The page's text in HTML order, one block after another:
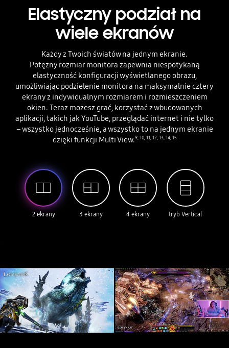
Elastyczny podział na
wiele ekranów
Każdy z Twoich światów na jednym ekranie.
Potężny rozmiar monitora zapewnia niespotykaną
elastyczność konfiguracji wyświetlanego obrazu,
umożliwiając podzielenie monitora na maksymalnie cztery
ekrany z indywidualnym rozmiarem i rozmieszczeniem
okien. Teraz możesz grać, korzystać z wbudowanych
aplikacji, takich jak YouTube, przeglądać internet i nie tylko
– wszystko jednocześnie, a wszystko to na jednym ekranie
dzięki funkcji Multi View.9, 10, 11 , 12, 13, 14, 15
2 ekrany 3 ekrany 4 ekrany tryb Vertical